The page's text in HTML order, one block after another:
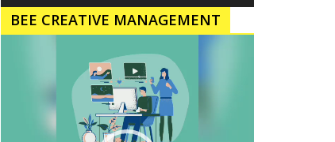
BEE CREATIVE MANAGEMENT